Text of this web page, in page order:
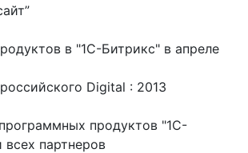
в "1С-Битрикс" в апреле
Digital : 2013
продуктов "1С-
партнеров